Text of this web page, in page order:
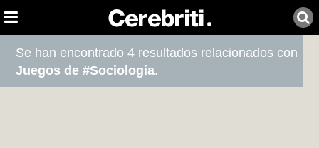
Se han encontrado 4 resultados relacionados con
Juegos de #Sociología.